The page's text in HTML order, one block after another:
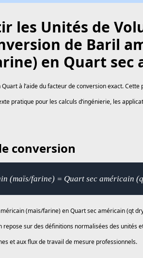
les Unités de
de Baril
en Quart sec
à l’aide du facteur de conversion exact.
pratique pour les calculs d’ingénierie, les
conversion
(maïs/farine) = Quart sec américain
(maïs/farine) en Quart sec américain (qt
sur des définitions normalisées des unités
et aux flux de travail de mesure professionnels.